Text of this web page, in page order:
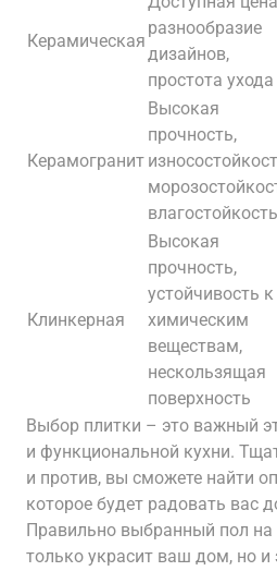
Керамическая
разнообразие
дизайнов,
простота ухода
Керамогранит
Высокая
прочность,
влагостойкость
Клинкерная
Высокая
прочность,
устойчивость к
химическим
веществам,
нескользящая
поверхность
Выбор плитки – это важный
и функциональной кухни.
и против, вы сможете найти
которое будет радовать вас
Правильно выбранный пол на
только украсит ваш дом, но и